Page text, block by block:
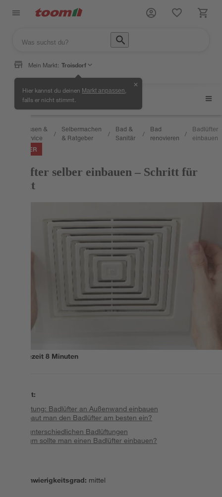
Mein Markt: Troisdorf
Hier kannst du deinen Markt anpassen
falls er nicht stimmt.
✕
Bad renovieren
Wissen &
Service
/
Selbermachen
& Ratgeber
/
Bad &
Sanitär
/
Bad
renovieren
/
Badlüfter
einbauen
RATGEBER
Badlüfter selber einbauen – Schritt für
Schritt
Lesezeit8 Minuten
Inhalt:
Anleitung: Badlüfter an Außenwand einbauen
Wo baut man den Badlüfter am besten ein?
Die unterschiedlichen Badlüftungen
Warum sollte man einen Badlüfter einbauen?
Schwierigkeitsgrad: mittel